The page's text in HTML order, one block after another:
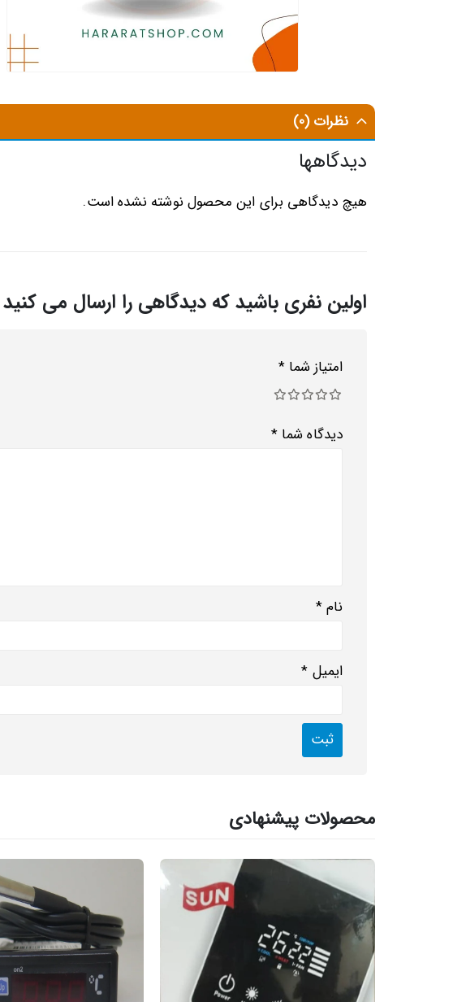
نظرات (0)
دیدگاهها
هیچ دیدگاهی برای این محصول نوشته نشده است.
اولین نفری باشید که دیدگاهی را ارسال می
امتیاز شما *
دیدگاه شما *
نام*
ایمیل *
محصولات پیشنهادی